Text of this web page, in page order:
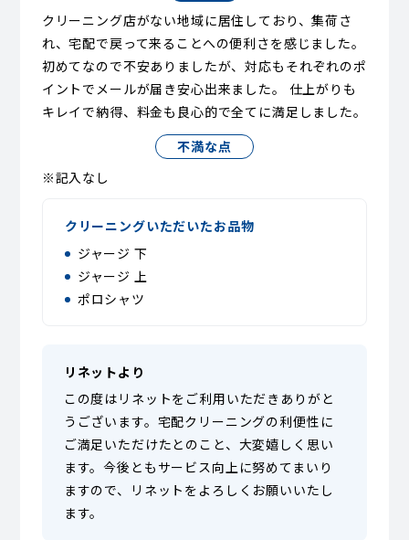
クリーニング店がない地域に居住しており、集荷さ
れ、宅配で戻って来ることへの便利さを感じました。
初めてなので不安ありましたが、対応もそれぞれのポ
イントでメールが届き安心出来ました。 仕上がりも
キレイで納得、料金も良心的で全てに満足しました。
不満な点
※記入なし
クリーニングいただいたお品物
ジャージ 下
ジャージ 上
ポロシャツ
リネットより
この度はリネットをご利用いただきありがと
うございます。宅配クリーニングの利便性に
ご満足いただけたとのこと、大変嬉しく思い
ます。今後ともサービス向上に努めてまいり
ますので、リネットをよろしくお願いいたし
ます。